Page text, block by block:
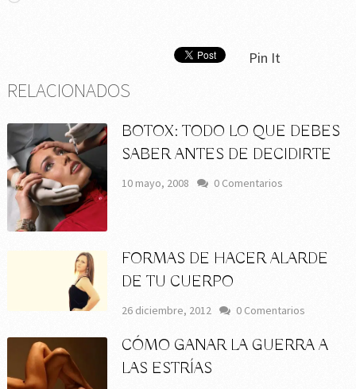
Pin It
RELACIONADOS
BOTOX: TODO LO QUE DEBES
SABER ANTES DE DECIDIRTE
10 mayo, 2008 0 Comentarios
FORMAS DE HACER ALARDE
DE TU CUERPO
26 diciembre, 2012 0 Comentarios
CÓMO GANAR LA GUERRA A
LAS ESTRÍAS